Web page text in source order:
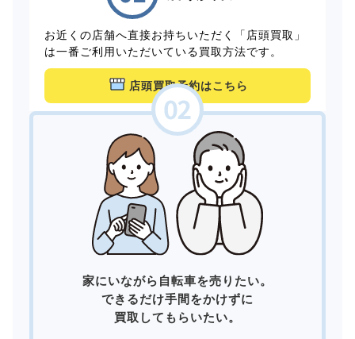
お近くの店舗へ直接お持ちいただく「店頭買取」
は一番ご利用いただいている買取方法です。
店頭買取予約はこちら
家にいながら自転車を売りたい。
できるだけ手間をかけずに
買取してもらいたい。